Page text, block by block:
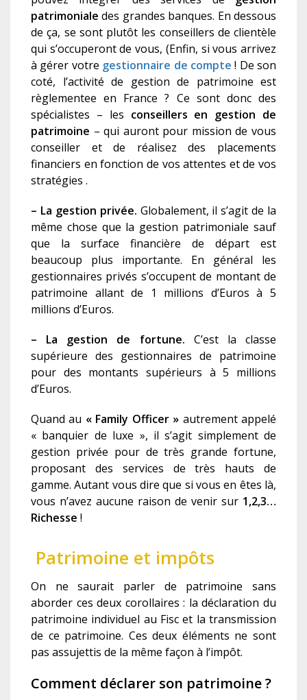
patrimoniale des grandes banques. En dessous
de ça, se sont plutôt les conseillers de clientèle
qui s’occuperont de vous, (Enfin, si vous arrivez
à gérer votre gestionnaire de compte ! De son
coté, l’activité de gestion de patrimoine est
règlementee en France ? Ce sont donc des
spécialistes – les conseillers en gestion de
patrimoine – qui auront pour mission de vous
conseiller et de réalisez des placements
financiers en fonction de vos attentes et de vos
stratégies .
– La gestion privée. Globalement, il s’agit de la
même chose que la gestion patrimoniale sauf
que la surface financière de départ est
beaucoup plus importante. En général les
gestionnaires privés s’occupent de montant de
patrimoine allant de 1 millions d’Euros à 5
millions d’Euros.
– La gestion de fortune. C’est la classe
supérieure des gestionnaires de patrimoine
pour des montants supérieurs à 5 millions
d’Euros.
Quand au « Family Officer » autrement appelé
« banquier de luxe », il s’agit simplement de
gestion privée pour de très grande fortune,
proposant des services de très hauts de
gamme. Autant vous dire que si vous en êtes là,
vous n’avez aucune raison de venir sur 1,2,3…
Richesse !
Patrimoine et impôts
On ne saurait parler de patrimoine sans
aborder ces deux corollaires : la déclaration du
patrimoine individuel au Fisc et la transmission
de ce patrimoine. Ces deux éléments ne sont
pas assujettis de la même façon à l’impôt.
Comment déclarer son patrimoine ?